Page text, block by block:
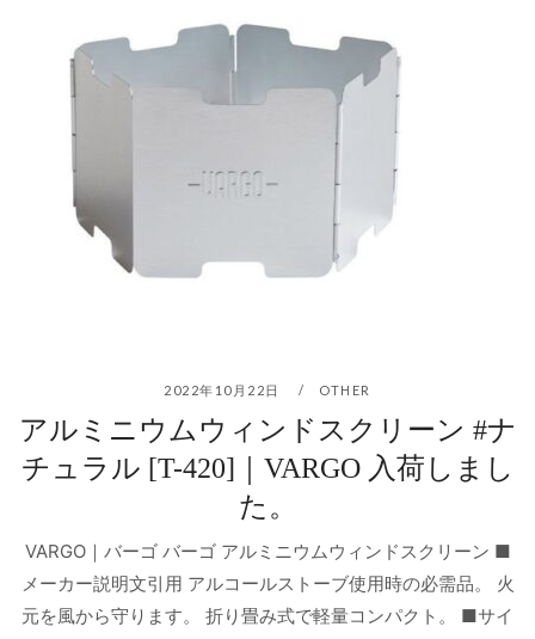
2022年10月22日 OTHER
アルミニウムウィンドスクリーン #ナ
チュラル [T-420]｜VARGO 入荷しまし
た。
VARGO｜バーゴ バーゴ アルミニウムウィンドスクリーン ■
メーカー説明文引用 アルコールストーブ使用時の必需品。 火
元を風から守ります。 折り畳み式で軽量コンパクト。 ■サイ